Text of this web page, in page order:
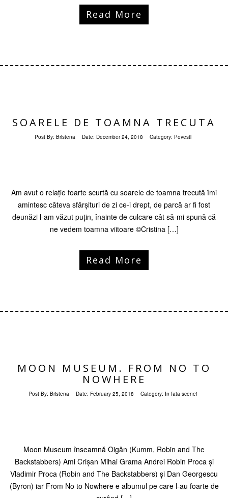
Read More
SOARELE DE TOAMNA TRECUTA
Post By: Bristena Date: December 24, 2018 Category: Povesti
Am avut o relație foarte scurtă cu soarele de toamna trecută îmi
amintesc câteva sfârșituri de zi ce-i drept, de parcă ar fi fost
deunăzi l-am văzut puțin, înainte de culcare cât să-mi spună că
ne vedem toamna viitoare ©Cristina […]
Read More
MOON MUSEUM. FROM NO TO
NOWHERE
Post By: Bristena Date: February 25, 2018 Category: In fata scenei
Moon Museum înseamnă Oigăn (Kumm, Robin and The
Backstabbers) Ami Crișan Mihai Grama Andrei Robin Proca și
Vladimir Proca (Robin and The Backstabbers) și Dan Georgescu
(Byron) iar From No to Nowhere e albumul pe care l-au foarte de